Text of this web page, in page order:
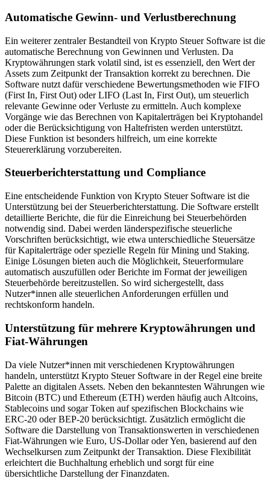
Automatische Gewinn- und Verlustberechnung
Ein weiterer zentraler Bestandteil von Krypto Steuer Software ist die
automatische Berechnung von Gewinnen und Verlusten. Da
Kryptowährungen stark volatil sind, ist es essenziell, den Wert der
Assets zum Zeitpunkt der Transaktion korrekt zu berechnen. Die
Software nutzt dafür verschiedene Bewertungsmethoden wie FIFO
(First In, First Out) oder LIFO (Last In, First Out), um steuerlich
relevante Gewinne oder Verluste zu ermitteln. Auch komplexe
Vorgänge wie das Berechnen von Kapitalerträgen bei Kryptohandel
oder die Berücksichtigung von Haltefristen werden unterstützt.
Diese Funktion ist besonders hilfreich, um eine korrekte
Steuererklärung vorzubereiten.
Steuerberichterstattung und Compliance
Eine entscheidende Funktion von Krypto Steuer Software ist die
Unterstützung bei der Steuerberichterstattung. Die Software erstellt
detaillierte Berichte, die für die Einreichung bei Steuerbehörden
notwendig sind. Dabei werden länderspezifische steuerliche
Vorschriften berücksichtigt, wie etwa unterschiedliche Steuersätze
für Kapitalerträge oder spezielle Regeln für Mining und Staking.
Einige Lösungen bieten auch die Möglichkeit, Steuerformulare
automatisch auszufüllen oder Berichte im Format der jeweiligen
Steuerbehörde bereitzustellen. So wird sichergestellt, dass
Nutzer*innen alle steuerlichen Anforderungen erfüllen und
rechtskonform handeln.
Unterstützung für mehrere Kryptowährungen und
Fiat-Währungen
Da viele Nutzer*innen mit verschiedenen Kryptowährungen
handeln, unterstützt Krypto Steuer Software in der Regel eine breite
Palette an digitalen Assets. Neben den bekanntesten Währungen wie
Bitcoin (BTC) und Ethereum (ETH) werden häufig auch Altcoins,
Stablecoins und sogar Token auf spezifischen Blockchains wie
ERC-20 oder BEP-20 berücksichtigt. Zusätzlich ermöglicht die
Software die Darstellung von Transaktionswerten in verschiedenen
Fiat-Währungen wie Euro, US-Dollar oder Yen, basierend auf den
Wechselkursen zum Zeitpunkt der Transaktion. Diese Flexibilität
erleichtert die Buchhaltung erheblich und sorgt für eine
übersichtliche Darstellung der Finanzdaten.